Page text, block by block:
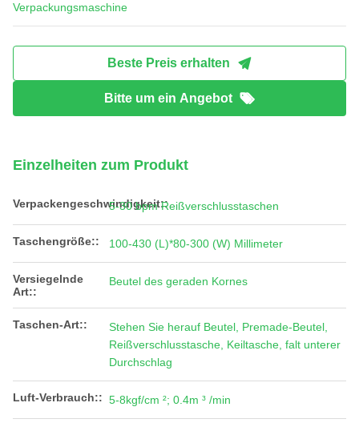
Verpackungsmaschine
Beste Preis erhalten
Bitte um ein Angebot
Einzelheiten zum Produkt
Verpackengeschwindigkeit::5-30 bpm Reißverschlusstaschen
Taschengröße:: 100-430 (L)*80-300 (W) Millimeter
Versiegelnde
Art::
Beutel des geraden Kornes
Taschen-Art::
Stehen Sie herauf Beutel, Premade-Beutel,
Reißverschlusstasche, Keiltasche, falt unterer
Durchschlag
Luft-Verbrauch:: 5-8kgf/cm ²; 0.4m ³ /min